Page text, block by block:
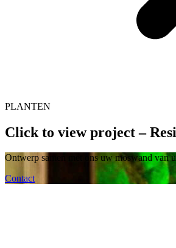
PLANTEN
Click to view project –
Ontwerp samen met ons uw moswand van
Contact